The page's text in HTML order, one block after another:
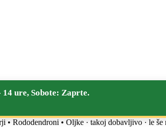
ure, Sobote: Zaprte.
• Rododendroni • Oljke · takoj dobavljivo · le še